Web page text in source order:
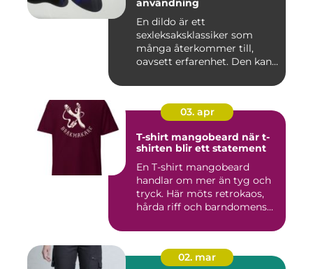
användning
En dildo är ett
sexleksaksklassiker som
många återkommer till,
oavsett erfarenhet. Den kan
03. apr
T-shirt mangobeard när t-
shirten blir ett statement
En T-shirt mangobeard
handlar om mer än tyg och
tryck. Här möts retrokaos,
hårda riff och barndomens...
02. mar